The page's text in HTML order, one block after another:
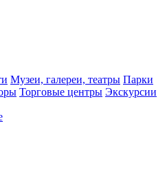
Музеи, галереи, театры Парки
Торговые центры Экскурсии